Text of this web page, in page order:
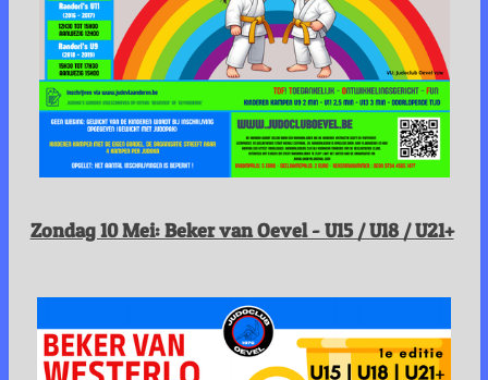
Zondag 10 Mei: Beker van Oevel - U15 / U18 / U21+